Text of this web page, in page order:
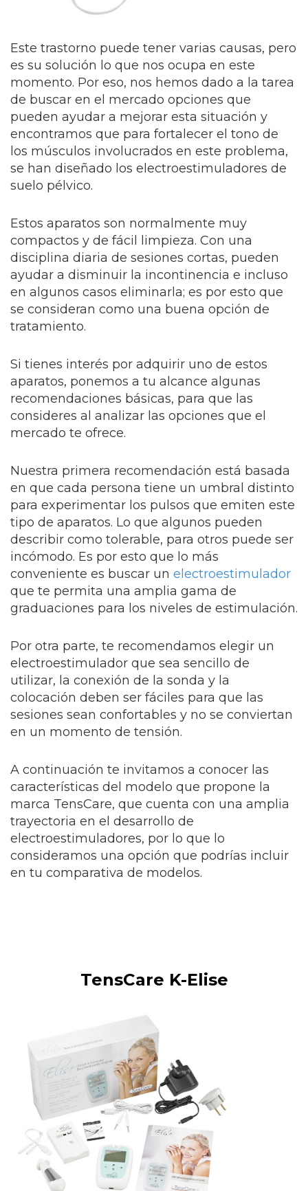
Este trastorno puede tener varias causas, pero
es su solución lo que nos ocupa en este
momento. Por eso, nos hemos dado a la tarea
de buscar en el mercado opciones que
pueden ayudar a mejorar esta situación y
encontramos que para fortalecer el tono de
los músculos involucrados en este problema,
se han diseñado los electroestimuladores de
suelo pélvico.
Estos aparatos son normalmente muy
compactos y de fácil limpieza. Con una
disciplina diaria de sesiones cortas, pueden
ayudar a disminuir la incontinencia e incluso
en algunos casos eliminarla; es por esto que
se consideran como una buena opción de
tratamiento.
Si tienes interés por adquirir uno de estos
aparatos, ponemos a tu alcance algunas
recomendaciones básicas, para que las
consideres al analizar las opciones que el
mercado te ofrece.
Nuestra primera recomendación está basada
en que cada persona tiene un umbral distinto
para experimentar los pulsos que emiten este
tipo de aparatos. Lo que algunos pueden
describir como tolerable, para otros puede ser
incómodo. Es por esto que lo más
conveniente es buscar un electroestimulador
que te permita una amplia gama de
graduaciones para los niveles de estimulación.
Por otra parte, te recomendamos elegir un
electroestimulador que sea sencillo de
utilizar, la conexión de la sonda y la
colocación deben ser fáciles para que las
sesiones sean confortables y no se conviertan
en un momento de tensión.
A continuación te invitamos a conocer las
características del modelo que propone la
marca TensCare, que cuenta con una amplia
trayectoria en el desarrollo de
electroestimuladores, por lo que lo
consideramos una opción que podrías incluir
en tu comparativa de modelos.
TensCare K-Elise